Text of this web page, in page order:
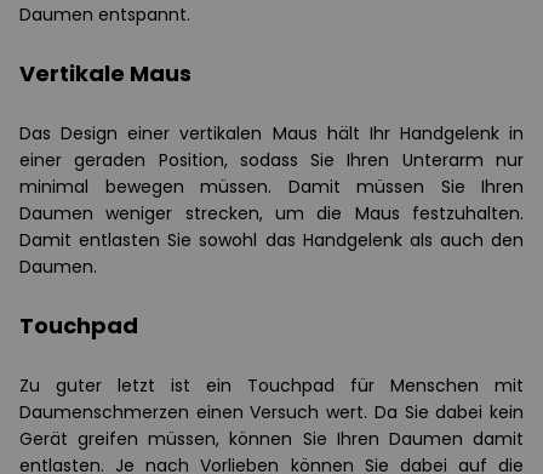
Daumen entspannt.
Vertikale Maus
Das Design einer vertikalen Maus hält Ihr Handgelenk in
einer geraden Position, sodass Sie Ihren Unterarm nur
minimal bewegen müssen. Damit müssen Sie Ihren
Daumen weniger strecken, um die Maus festzuhalten.
Damit entlasten Sie sowohl das Handgelenk als auch den
Daumen.
Touchpad
Zu guter letzt ist ein Touchpad für Menschen mit
Daumenschmerzen einen Versuch wert. Da Sie dabei kein
Gerät greifen müssen, können Sie Ihren Daumen damit
entlasten. Je nach Vorlieben können Sie dabei auf die